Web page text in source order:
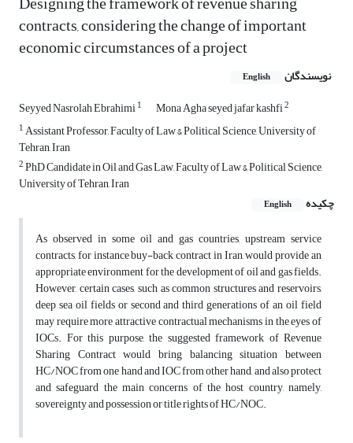
contracts, considering the change of important
economic circumstances of a project
نویسندگان English
Seyyed Nasrolah Ebrahimi1 Mona Agha seyed jafar kashfi2
1Assistant Professor, Faculty of Law & Political Science, University of
Tehran, Iran
2PhD Candidate in Oil and Gas Law, Faculty of Law & Political Science,
University of Tehran, Iran
چکیده
English
As observed in some oil and gas countries, upstream service
contracts, for instance buy-back contract in Iran, would provide an
appropriate environment for the development of oil and gas fields.
However, certain cases, such as common structures and reservoirs,
deep sea oil fields or second and third generations of an oil field
may require more attractive contractual mechanisms in the eyes of
IOCs. For this purpose, the suggested framework of Revenue
Sharing Contract would bring balancing situation between
HC/NOC from one hand and IOC from other hand, and also protect
and safeguard the main concerns of the host country, namely,
sovereignty and possession or title rights of HC/NOC.